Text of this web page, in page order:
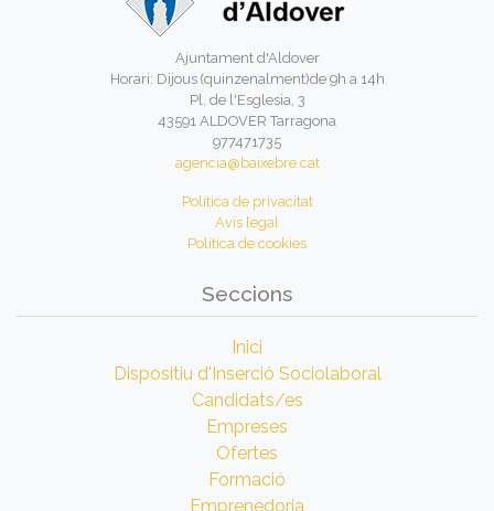
Ajuntament d'Aldover
Horari: Dijous (quinzenalment)de 9h a 14h
Pl. de l'Esglesia, 3
43591 ALDOVER Tarragona
977471735
agencia@baixebre.cat
Política de privacitat
Avís legal
Política de cookies
Seccions
Inici
Dispositiu d'Inserció Sociolaboral
Candidats/es
Empreses
Ofertes
Formació
Emprenedoria